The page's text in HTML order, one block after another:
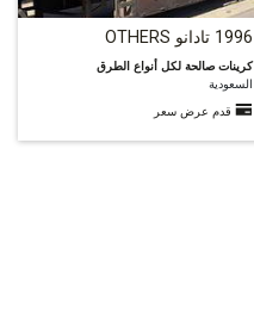
1996 تادانو OTHERS
كرينات صالحة لكل أنواع الطرق
السعودية
قدم عرض سعر